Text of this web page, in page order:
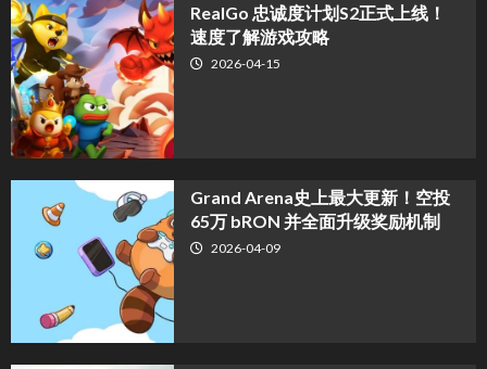
​RealGo 忠诚度计划S2正式上线！
速度了解游戏攻略
2026-04-15
Grand Arena史上最大更新！空投
65万 bRON 并全面升级奖励机制
2026-04-09